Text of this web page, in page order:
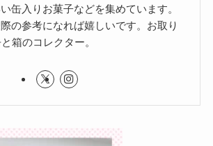
缶入りお菓子などを集めています。
の参考になれば嬉しいです。お取り
箱のコレクター。